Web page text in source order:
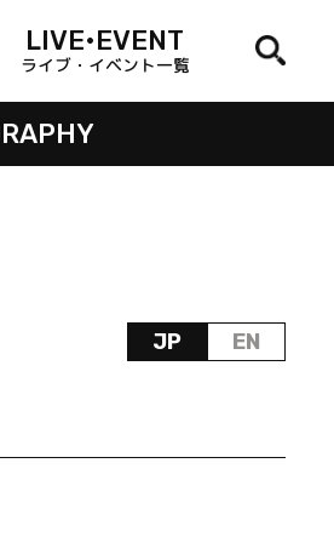
LIVE•EVENT
ライブ・イベント一覧
JP EN